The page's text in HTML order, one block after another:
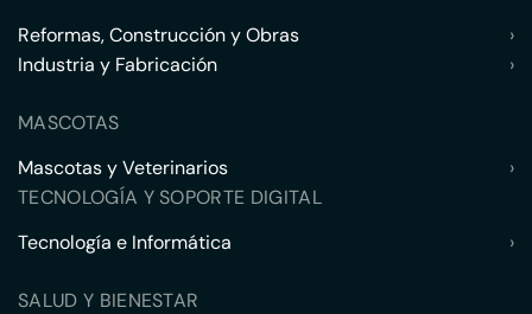
Reformas, Construcción y Obras
›
Industria y Fabricación
›
MASCOTAS
Mascotas y Veterinarios
›
TECNOLOGÍA Y SOPORTE DIGITAL
Tecnología e Informática
›
SALUD Y BIENESTAR